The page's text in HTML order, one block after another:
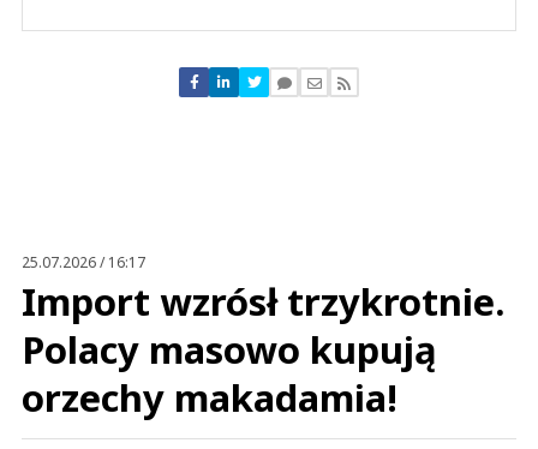
Prześlij komentarz
25.07.2026 / 16:17
Import wzrósł trzykrotnie.
Polacy masowo kupują
orzechy makadamia!